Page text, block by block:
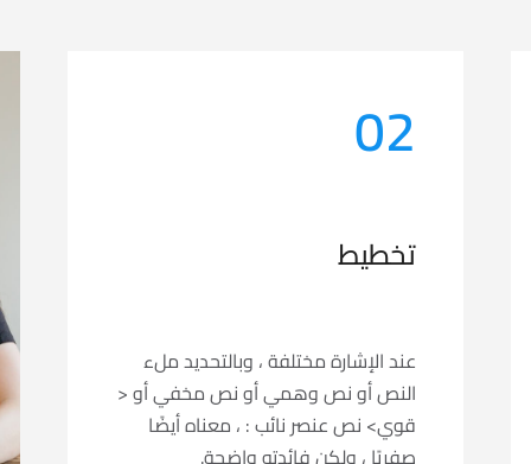
02
تخطيط
عند الإشارة مختلفة ، وبالتحديد ملء
النص أو نص وهمي أو نص مخفي أو <
قوي> نص عنصر نائب : ، معناه أيضًا